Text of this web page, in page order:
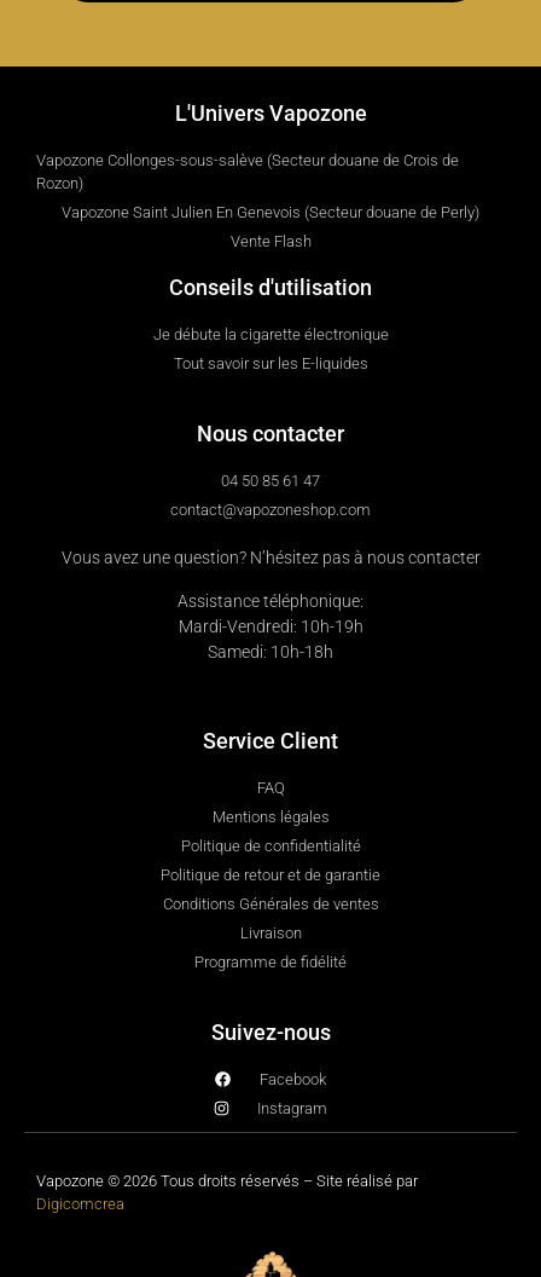
L'Univers Vapozone
Vapozone Collonges-sous-salève (Secteur douane de Crois de
Rozon)
Vapozone Saint Julien En Genevois (Secteur douane de Perly)
Vente Flash
Conseils d'utilisation
Je débute la cigarette électronique
Tout savoir sur les E-liquides
Nous contacter
04 50 85 61 47
contact@vapozoneshop.com
Vous avez une question? N’hésitez pas à nous contacter
Assistance téléphonique:
Mardi-Vendredi: 10h-19h
Samedi: 10h-18h
Service Client
FAQ
Mentions légales
Politique de confidentialité
Politique de retour et de garantie
Conditions Générales de ventes
Livraison
Programme de fidélité
Suivez-nous
Facebook
Instagram
Vapozone © 2026 Tous droits réservés – Site réalisé par
Digicomcrea